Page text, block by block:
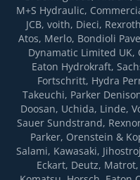
M+S Hydraulic,
JCB, voith, Dieci,
Atos, Merlo, Bondioli
Dynamatic Limited UK,
Eaton Hydrokraft,
Fortsсhritt, Hydra
Takeuchi, Parker
Doosan, Uchida, Linde,
Sauer Sundstrand,
Parker, Orenstein &
Salami, Kawasaki,
Eckart, Deutz,